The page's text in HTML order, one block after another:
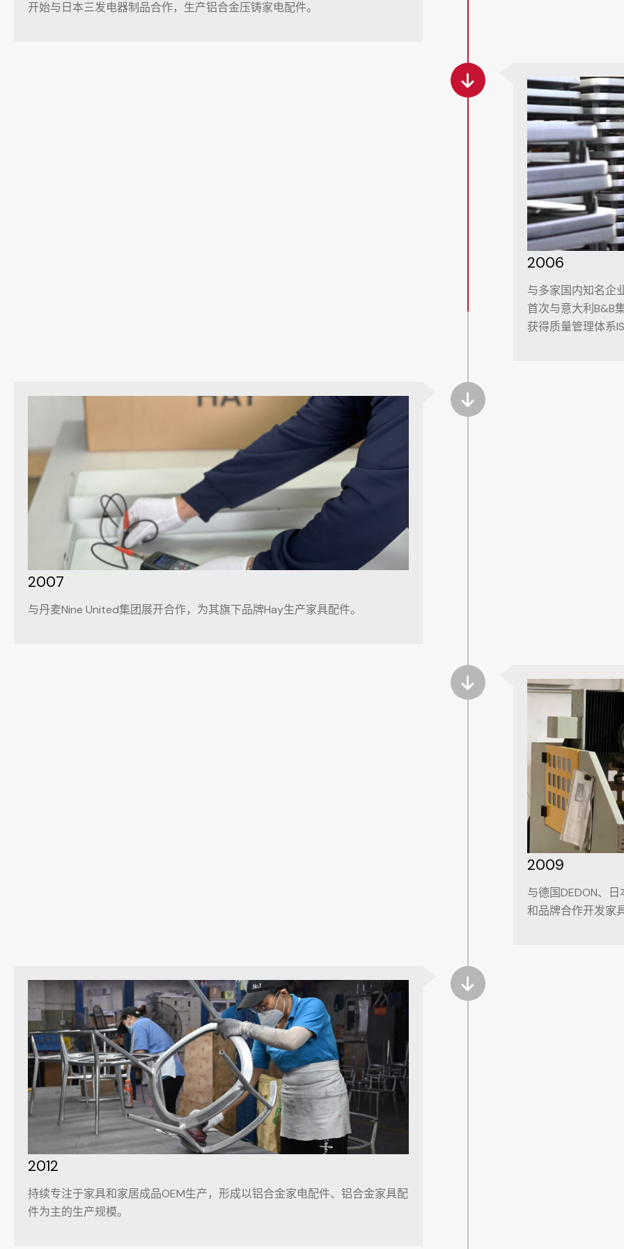
开始与日本三发电器制品合作，生产铝合金压铸家电配件。
2006
与多家国内知名企
首次与意大利B&B
获得质量管理体系
2007
与丹麦Nine United集团展开合作，为其旗下品牌Hay生产家具配件。
2009
与德国DEDON、日
和品牌合作开发家
2012
持续专注于家具和家居成品OEM生产，形成以铝合金家电配件、铝合金家具配
件为主的生产规模。